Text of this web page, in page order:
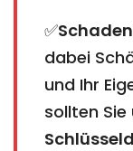
✅
dabei
und Ihr
sollten Sie